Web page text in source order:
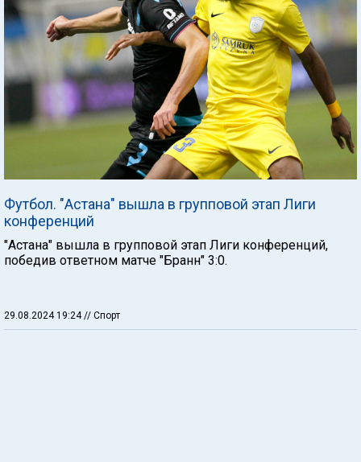
Футбол. "Астана" вышла в групповой этап Лиги
конференций
"Астана" вышла в групповой этап Лиги конференций,
победив ответном матче "Бранн" 3:0.
29.08.2024 19:24 // Спорт